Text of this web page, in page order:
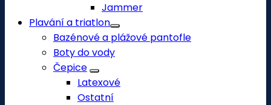
Jammer
Plavání a triatlon
Bazénové a plážové pantofle
Boty do vody
Čepice
Latexové
Ostatní